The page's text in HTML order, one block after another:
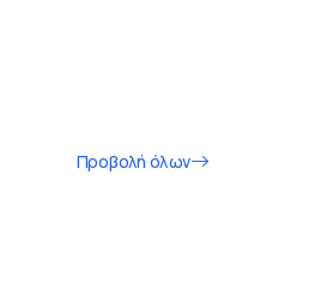
Προβολή όλων